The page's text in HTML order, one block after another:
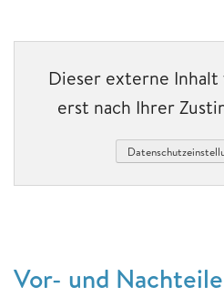
Dieser externe Inhalt
erst nach Ihrer
Vor- und